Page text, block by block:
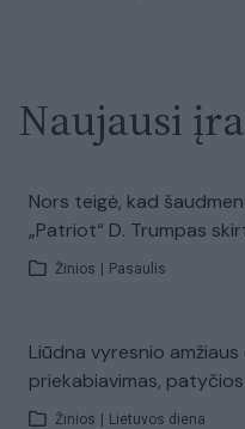
Naujausi
Nors teigė, kad
„Patriot“ D. Trumpas
Žinios Pasaulis
Liūdna vyresnio
priekabiavimas,
Žinios Lietuvos diena